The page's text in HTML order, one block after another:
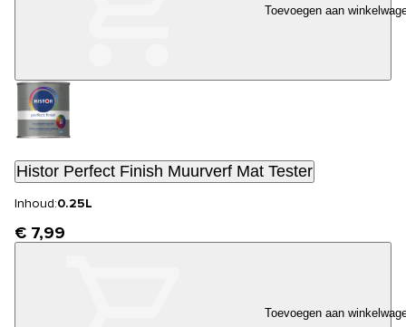
Toevoegen aan
Histor Perfect Finish Muurverf Mat Tester
Inhoud:0.25L
€ 7,99
Toevoegen aan